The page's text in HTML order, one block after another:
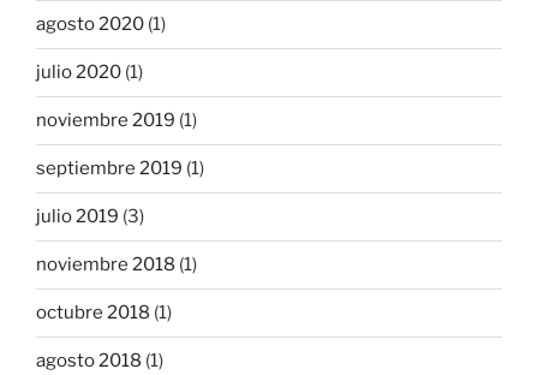
agosto 2020 (1)
julio 2020 (1)
noviembre 2019 (1)
septiembre 2019 (1)
julio 2019 (3)
noviembre 2018 (1)
octubre 2018 (1)
agosto 2018 (1)